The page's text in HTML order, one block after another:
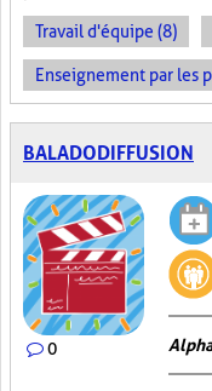
Travail d'équipe (8)
Enseignement par les
BALADODIFFUSION
0